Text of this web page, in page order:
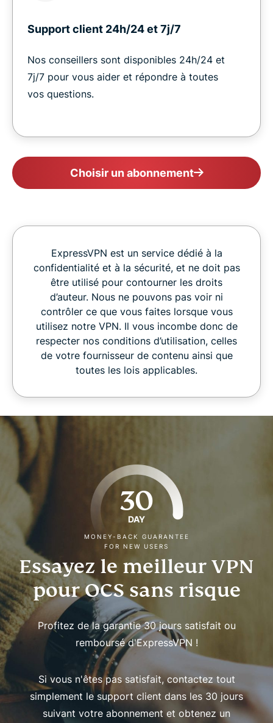
Support client 24h/24 et 7j/7
Nos conseillers sont disponibles 24h/24 et
7j/7 pour vous aider et répondre à toutes
vos questions.
Choisir un abonnement
ExpressVPN est un service dédié à la
confidentialité et à la sécurité, et ne doit pas
être utilisé pour contourner les droits
d’auteur. Nous ne pouvons pas voir ni
contrôler ce que vous faites lorsque vous
utilisez notre VPN. Il vous incombe donc de
respecter nos conditions d’utilisation, celles
de votre fournisseur de contenu ainsi que
toutes les lois applicables.
30
DAY
MONEY-BACK GUARANTEE
FOR NEW USERS
Essayez le meilleur VPN
pour OCS sans risque
Profitez de la garantie 30 jours satisfait ou
remboursé d'ExpressVPN !
Si vous n'êtes pas satisfait, contactez tout
simplement le support client dans les 30 jours
suivant votre abonnement et obtenez un